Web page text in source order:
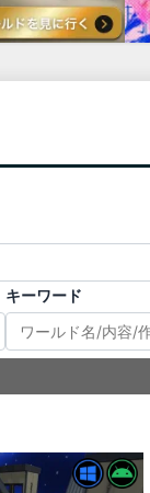
キーワード